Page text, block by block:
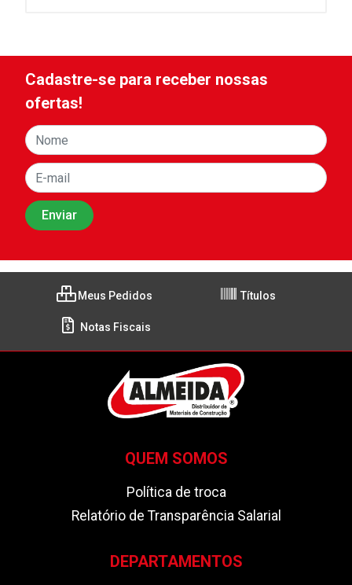
Cadastre-se para receber nossas
ofertas!
Meus Pedidos Títulos
Notas Fiscais
QUEM SOMOS
Política de troca
Relatório de Transparência Salarial
DEPARTAMENTOS